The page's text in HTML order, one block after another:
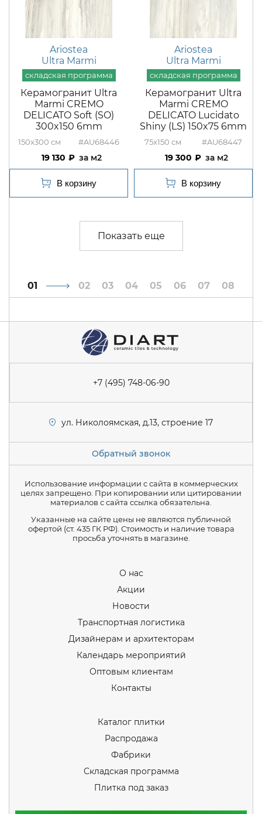
Ariostea
Ultra Marmi
Керамогранит Ultra
Marmi CREMO
DELICATO Soft (SO)
300x150 6mm
150x300 #AU68446
19 130 м2
Ariostea
Ultra Marmi
Керамогранит Ultra
Marmi CREMO
DELICATO Lucidato
Shiny (LS) 150x75 6mm
75x150 #AU68447
19 300 м2
1 2 3 4 5 6 7 8
+7 (495) 748-06-90
ул. Николоямская, д.13, строение 17
Обратный звонок
Использование информации с сайта в коммерческих
целях запрещено. При копировании или цитировании
материалов с сайта ссылка обязательна.
Указанные на сайте цены не являются публичной
офертой (ст. 435 ГК РФ). Стоимость и наличие товара
просьба уточнять в магазине.
О нас
Акции
Новости
Транспортная логистика
Дизайнерам и архитекторам
Календарь мероприятий
Оптовым клиентам
Контакты
Каталог плитки
Распродажа
Фабрики
Складская программа
Плитка под заказ